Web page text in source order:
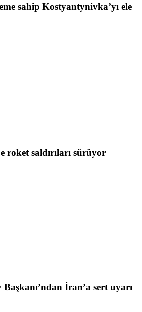
sahip Kostyantynivka’yı ele
roket saldırıları sürüyor
İran’a sert uyarı